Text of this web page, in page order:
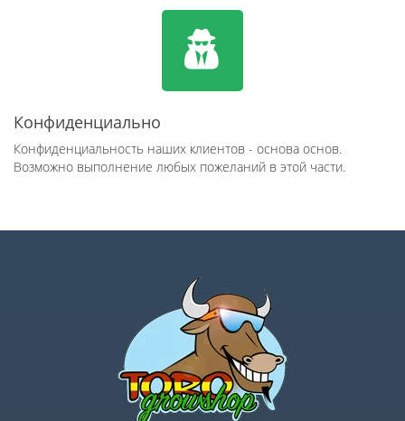
Конфиденциально
Конфиденциальность наших клиентов - основа основ.
Возможно выполнение любых пожеланий в этой части.